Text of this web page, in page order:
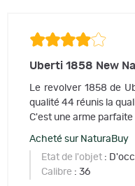
Uberti 1858 New
Le revolver 1858 de
qualité 44 réunis la
C'est une arme parfaite
Acheté sur NaturaBuy
Etat de l'objet :
Calibre : 36